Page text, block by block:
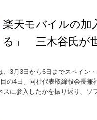
楽天モバイルの加
る」 三木谷氏が
、3月3日から6日までスペイン
の4日、同社代表取締役会長
スに参入したかを振り返り、